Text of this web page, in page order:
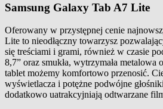
Samsung Galaxy Tab A7 Lite
Oferowany w przystępnej cenie
Lite to nieodłączny towarzysz
się treściami i grami, również w czasie
8,7” oraz smukła, wytrzymała metalowa
tablet możemy komfortowo przenosić.
wyświetlacza i potężne podwójne
dodatkowo uatrakcyjniają odtwarzane